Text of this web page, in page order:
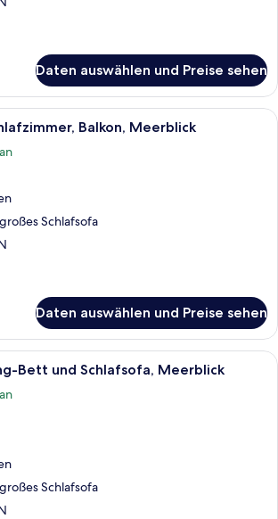
Daten auswählen und Preise sehen
Ein Hotelzimmer mit einem großen
Balkon, Meerblick
Schlafsofa
Daten auswählen und Preise sehen
Ein Hotelzimmer mit Bett,
Bett und Schlafsofa, Meerblick
Schlafsofa